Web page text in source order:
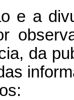
e a
da